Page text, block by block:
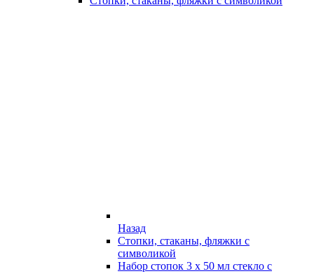
Назад
Стопки, стаканы, фляжки с
символикой
Набор стопок 3 х 50 мл стекло с